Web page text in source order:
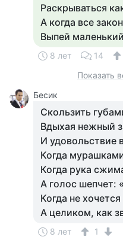
Раскрываться
А когда все
Выпей
8 лет 14
Показать
Бесик
Скользить
Вдыхая нежный
И удовольствие
Когда
Когда рука
А голос шепчет:
Когда не
А целиком, как
8 лет
1